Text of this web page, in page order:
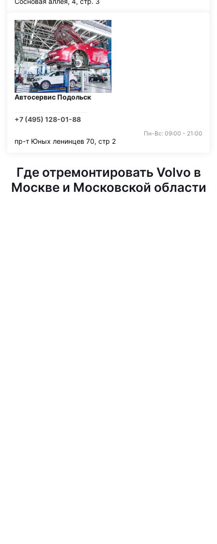
Автосервис Подольск
+7 (495) 128-01-88
Пн-Вс: 09:00 - 21:00
пр-т Юных ленинцев 70, стр 2
Где отремонтировать Volvo в
Москве и Московской области